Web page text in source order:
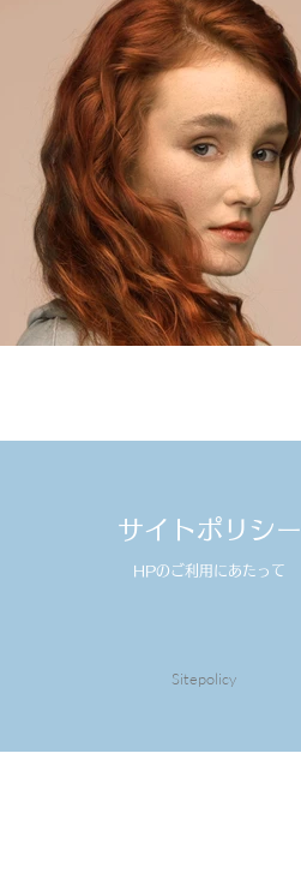
サイトポリシー
HPのご利用にあたって
Sitepolicy